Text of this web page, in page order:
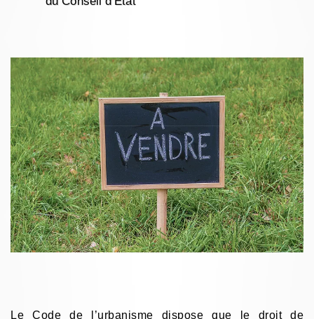
Le Code de l’urbanisme dispose que le droit de